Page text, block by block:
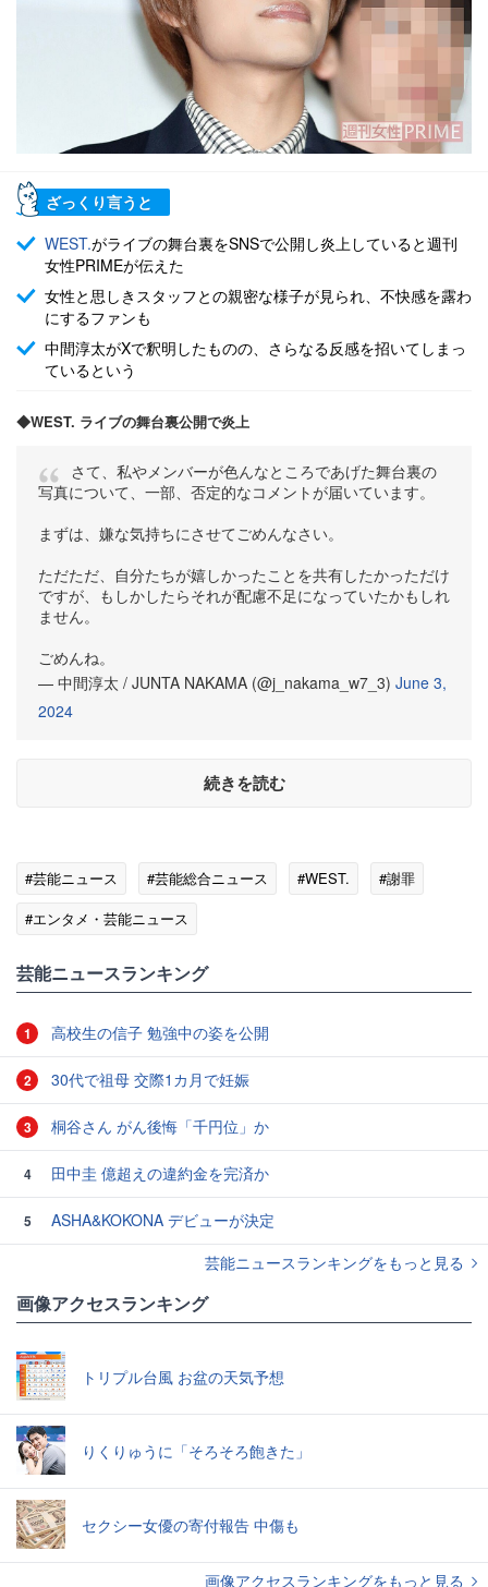
ざっくり言うと
WEST.がライブの舞台裏をSNSで公開し炎上していると週刊
女性PRIMEが伝えた
女性と思しきスタッフとの親密な様子が見られ、不快感を露わ
にするファンも
中間淳太がXで釈明したものの、さらなる反感を招いてしまっ
ているという
◆WEST. ライブの舞台裏公開で炎上
さて、私やメンバーが色んなところであげた舞台裏の
写真について、一部、否定的なコメントが届いています。
まずは、嫌な気持ちにさせてごめんなさい。
ただただ、自分たちが嬉しかったことを共有したかっただけ
ですが、もしかしたらそれが配慮不足になっていたかもしれ
ません。
ごめんね。
— 中間淳太 / JUNTA NAKAMA (@j_nakama_w7_3) June 3,
2024
続きを読む
#芸能ニュース #芸能総合ニュース #WEST.
#謝罪
#エンタメ・芸能ニュース
芸能ニュースランキング
1 高校生の信子 勉強中の姿を公開
2 30代で祖母 交際1カ月で妊娠
3 桐谷さん がん後悔「千円位」か
4 田中圭 億超えの違約金を完済か
5
ASHA&KOKONA デビューが決定
芸能ニュースランキングをもっと見る
画像アクセスランキング
トリプル台風 お盆の天気予想
りくりゅうに「そろそろ飽きた」
セクシー女優の寄付報告 中傷も
画像アクセスランキングをもっと見る